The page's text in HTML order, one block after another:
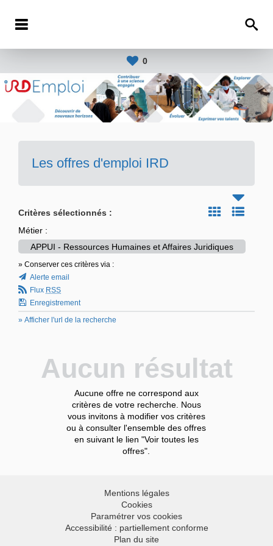
0
Les offres d'emploi IRD
Critères sélectionnés :
Métier :
APPUI - Ressources Humaines et Affaires Juridiques
» Conserver ces critères via :
Alerte email
Flux RSS
Enregistrement
» Afficher l'url de la recherche
Aucun résultat
Aucune offre ne correspond aux
critères de votre recherche. Nous
vous invitons à modifier vos critères
ou à consulter l'ensemble des offres
en suivant le lien "Voir toutes les
offres".
Mentions légales
Cookies
Paramétrer vos cookies
Accessibilité : partiellement conforme
Plan du site